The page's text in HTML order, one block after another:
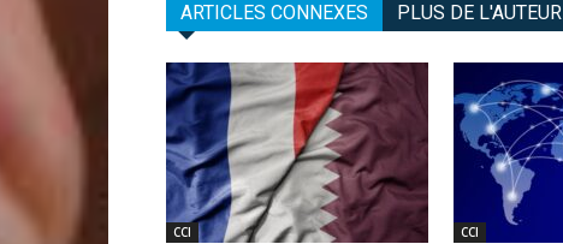
ARTICLES CONNEXES PLUS DE L'AUTEUR
CCI CCI